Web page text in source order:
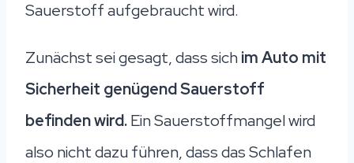
Sauerstoff aufgebraucht wird.
Zunächst sei gesagt, dass sichim Auto mit
Sicherheit genügend Sauerstoff
befinden wird.Ein Sauerstoffmangel wird
also nicht dazu führen, dass das Schlafen